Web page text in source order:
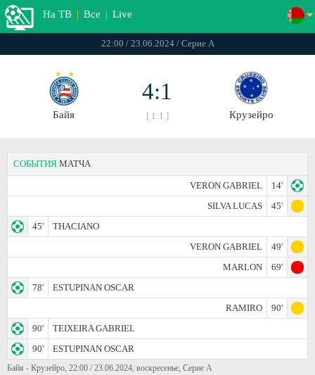
На ТВ | Все | Live
22:00 / 23.06.2024 / Серие А
Байя
4:1
[ 1:1 ] Крузейро
СОБЫТИЯ МАТЧА
VERON GABRIEL
14'
SILVA LUCAS
45'
45'
THACIANO
VERON GABRIEL
49'
MARLON
69'
78'
ESTUPINAN OSCAR
RAMIRO
90'
90'
TEIXEIRA GABRIEL
90'
ESTUPINAN OSCAR
Байя - Крузейро, 22:00 / 23.06.2024, воскресенье, Серие А